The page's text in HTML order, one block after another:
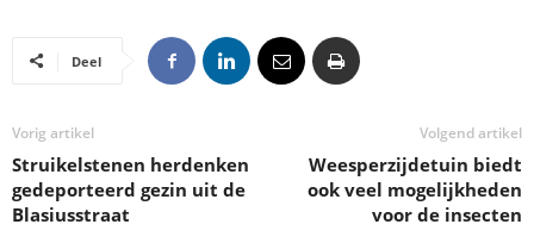
Deel
Vorig artikel
Struikelstenen herdenken
gedeporteerd gezin uit de
Blasiusstraat
Volgend artikel
Weesperzijdetuin biedt
ook veel mogelijkheden
voor de insecten